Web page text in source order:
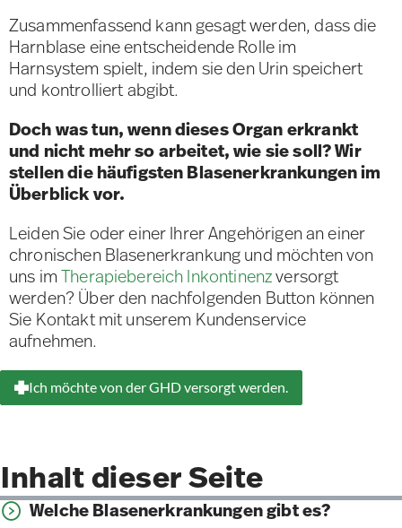
Zusammenfassend kann gesagt werden, dass die
Harnblase eine entscheidende Rolle im
Harnsystem spielt, indem sie den Urin speichert
und kontrolliert abgibt.
Doch was tun, wenn dieses Organ erkrankt
und nicht mehr so arbeitet, wie sie soll? Wir
stellen die häufigsten Blasenerkrankungen im
Überblick vor.
Leiden Sie oder einer Ihrer Angehörigen an einer
chronischen Blasenerkrankung und möchten von
uns imTherapiebereich Inkontinenzversorgt
werden? Über den nachfolgenden Button können
Sie Kontakt mit unserem Kundenservice
aufnehmen.
Ich möchte von der GHD versorgt werden.
Inhalt dieser Seite
Welche Blasenerkrankungen gibt es?